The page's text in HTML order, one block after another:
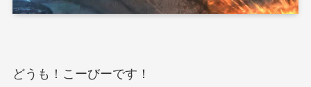
どうも！こーびーです！